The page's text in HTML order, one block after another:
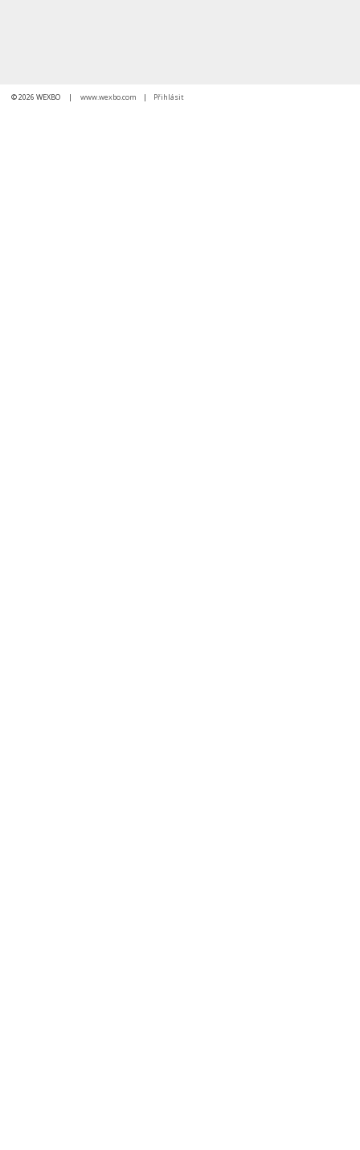
© 2026 WEXBO | www.wexbo.com | Přihlásit